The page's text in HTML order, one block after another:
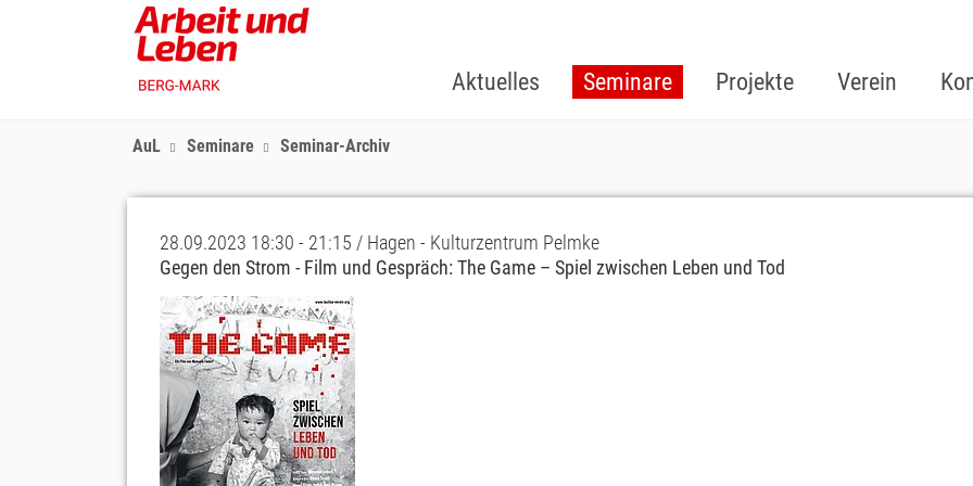
Aktuelles Seminare Projekte Verein
AuL Seminare Seminar-Archiv
28.09.2023 18:30 - 21:15 / Hagen - Kulturzentrum Pelmke
Gegen den Strom - Film und Gespräch: The Game – Spiel zwischen Leben und Tod